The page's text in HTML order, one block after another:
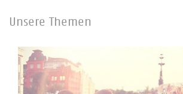
Unsere Themen